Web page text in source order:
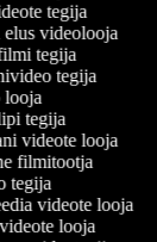
tegija
elus videolooja
tegija
tegija
looja
tegija
videote looja
filmitootja
tegija
videote looja
looja